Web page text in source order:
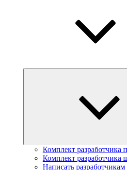
Комплект разработчика
Комплект разработчика
Написать разработчикам